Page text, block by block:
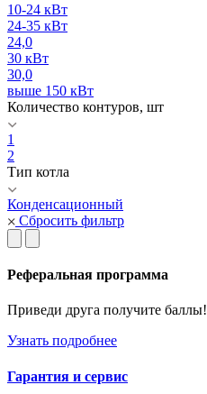
10-24 кВт
24-35 кВт
24,0
30 кВт
30,0
выше 150 кВт
Количество контуров, шт
1
2
Тип котла
Конденсационный
Сбросить фильтр
Реферальная программа
Приведи друга получите баллы!
Узнать подробнее
Гарантия и сервис